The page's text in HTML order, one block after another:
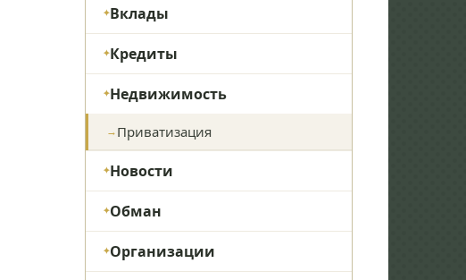
Вклады
Кредиты
Недвижимость
Приватизация
Новости
Обман
Организации